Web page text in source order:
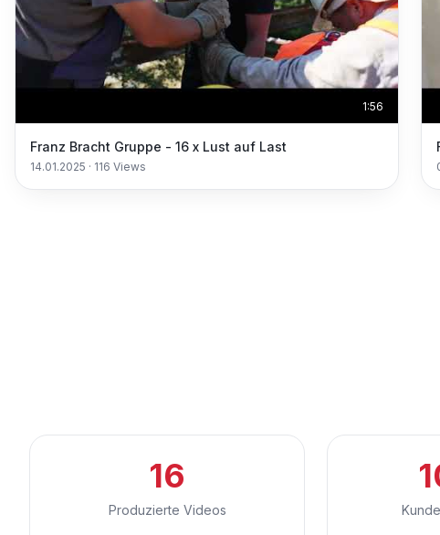
1:56
Franz Bracht Gruppe - 16 x Lust auf Last
14.01.2025 · 116 Views
16
Produzierte Videos